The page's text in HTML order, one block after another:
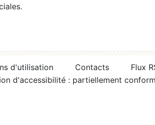
d'utilisation Contacts
Flux
d'accessibilité : partiellement